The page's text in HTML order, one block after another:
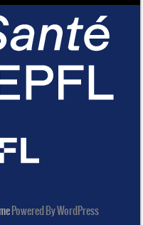
Powered By WordPress